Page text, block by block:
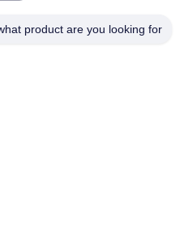
الطابق الرابع، المبنى الرابع،
product are you looking for?